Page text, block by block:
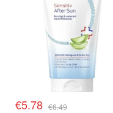
€5.78 €6.49